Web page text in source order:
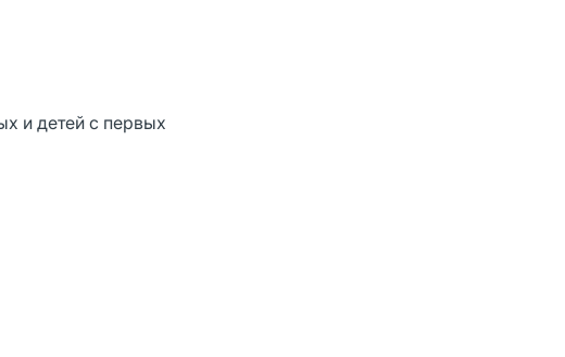
и детей с первых